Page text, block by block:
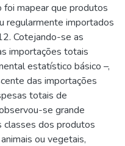
mapear que produtos
regularmente importados
Cotejando-se as
importações totais
estatístico básico –,
das importações
totais de
se grande
classes dos produtos
ou vegetais,